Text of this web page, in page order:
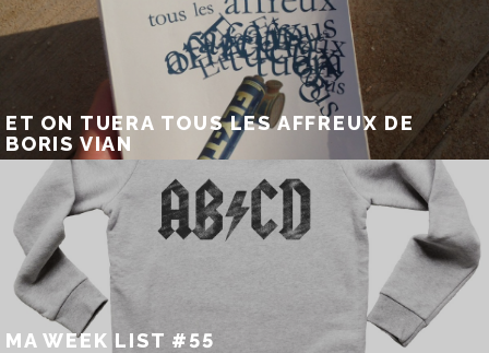
ET ON TUERA TOUS LES AFFREUX DE
BORIS VIAN
MA WEEK LIST #55